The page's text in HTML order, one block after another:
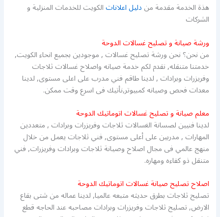
هذة الخدمة مقدمة مندليل اعلاناتالكويت للخدمات المنزلية و
الشركات
ورشة صيانة و تصليح غسالات الدوحة
من نحن؟ نحن ورشة تصليح غسالات , موجودين بجميع انحاء الكويت,
خدمتنا متنقله, نقدم لكم خدمة صيانه واصلاح غسالات ثلاجات
وفريزرات وبرادات , لدينا طاقم فني مدرب على اعلى مستوى, لدينا
معدات فحص وصيانه كمبيوتر,نأتيك فى اسرع وقت ممكن.
معلم صيانة و تصليح غسالات اتوماتيك الدوحة
لدينا فنيين لصسانة الغسالات ثلاجات وفريزرات وبرادات , متعددين
المهارات , مدربين على أعلى مستوى, فني ثلاجات يعمل من خلال
منهج عالمي فى مجال اصلاح وصيانة ثلاجات وبرادات وفريزرات, فني
متنقل ذو كفاءه ومهاره.
اصلاح تصليح صيانة غسالات اتوماتيك الدوحة
تصليح ثلاجات بطرق حديثه متبعه عالميا, لدينا عماله من شتى بقاع
الارض, تصليح ثلاجات وفريزرات وبرادات مصاحبه عند الحاجه قطع